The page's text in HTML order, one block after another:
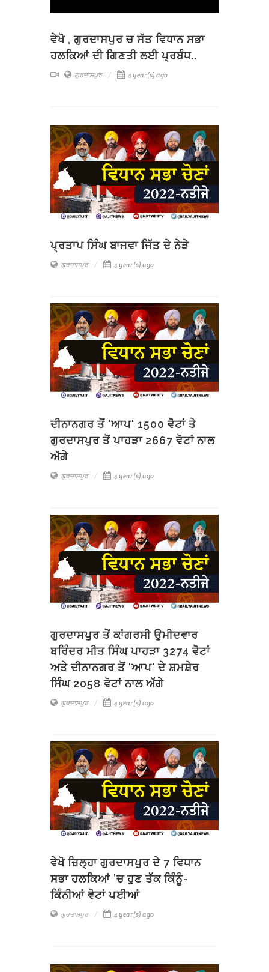
ਵੇਖੋ , ਗੁਰਦਾਸਪੁਰ ਚ ਸੱਤ ਵਿਧਾਨ ਸਭਾ
ਹਲਕਿਆਂ ਦੀ ਗਿਣਤੀ ਲਈ ਪ੍ਰਬੰਧ..
ਗੁਰਦਾਸਪੁਰ 4 year(s) ago
ਪ੍ਰਤਾਪ ਸਿੰਘ ਬਾਜਵਾ ਜਿੱਤ ਦੇ ਨੇੜੇ
ਗੁਰਦਾਸਪੁਰ 4 year(s) ago
ਦੀਨਾਨਗਰ ਤੋਂ 'ਆਪ' 1500 ਵੋਟਾਂ ਤੇ
ਗੁਰਦਾਸਪੁਰ ਤੋਂ ਪਾਹੜਾ 2667 ਵੋਟਾਂ ਨਾਲ
ਅੱਗੇ
ਗੁਰਦਾਸਪੁਰ 4 year(s) ago
ਗੁਰਦਾਸਪੁਰ ਤੋਂ ਕਾਂਗਰਸੀ ਉਮੀਦਵਾਰ
ਬਰਿੰਦਰ ਮੀਤ ਸਿੰਘ ਪਾਹੜਾ 3274 ਵੋਟਾਂ
ਅਤੇ ਦੀਨਾਨਗਰ ਤੋਂ 'ਆਪ' ਦੇ ਸ਼ਮਸ਼ੇਰ
ਸਿੰਘ 2058 ਵੋਟਾਂ ਨਾਲ ਅੱਗੇ
ਗੁਰਦਾਸਪੁਰ 4 year(s) ago
ਵੇਖੋ ਜ਼ਿਲ੍ਹਾ ਗੁਰਦਾਸਪੁਰ ਦੇ 7 ਵਿਧਾਨ
ਸਭਾ ਹਲਕਿਆਂ ’ਚ ਹੁਣ ਤੱਕ ਕਿੰਨੂੰ-
ਕਿੰਨੀਆਂ ਵੋਟਾਂ ਪਈਆਂ
ਗੁਰਦਾਸਪੁਰ 4 year(s) ago